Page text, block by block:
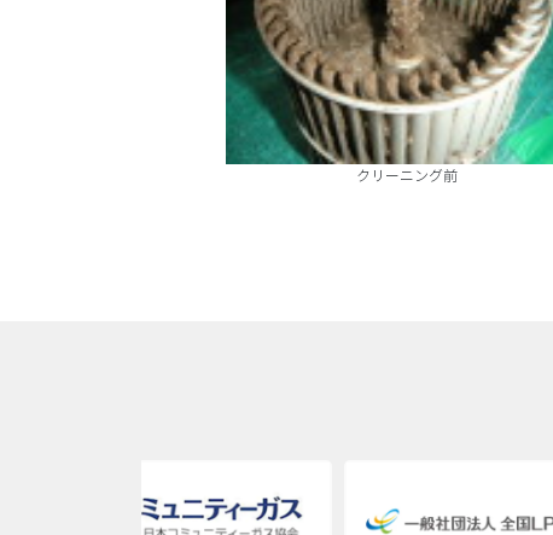
クリーニング前